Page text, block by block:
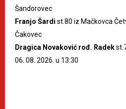
Šandorovec
Franjo Šardi st.80 iz Mačkovca
Čakovec
Dragica Novaković rođ. Radek
06. 08. 2026. u 13:30